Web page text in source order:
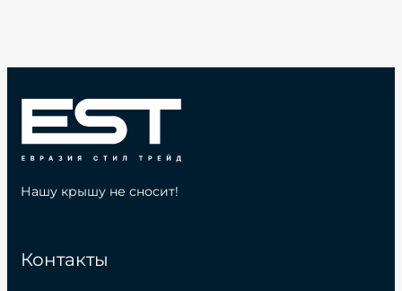
Контакты
Нашу крышу не сносит!